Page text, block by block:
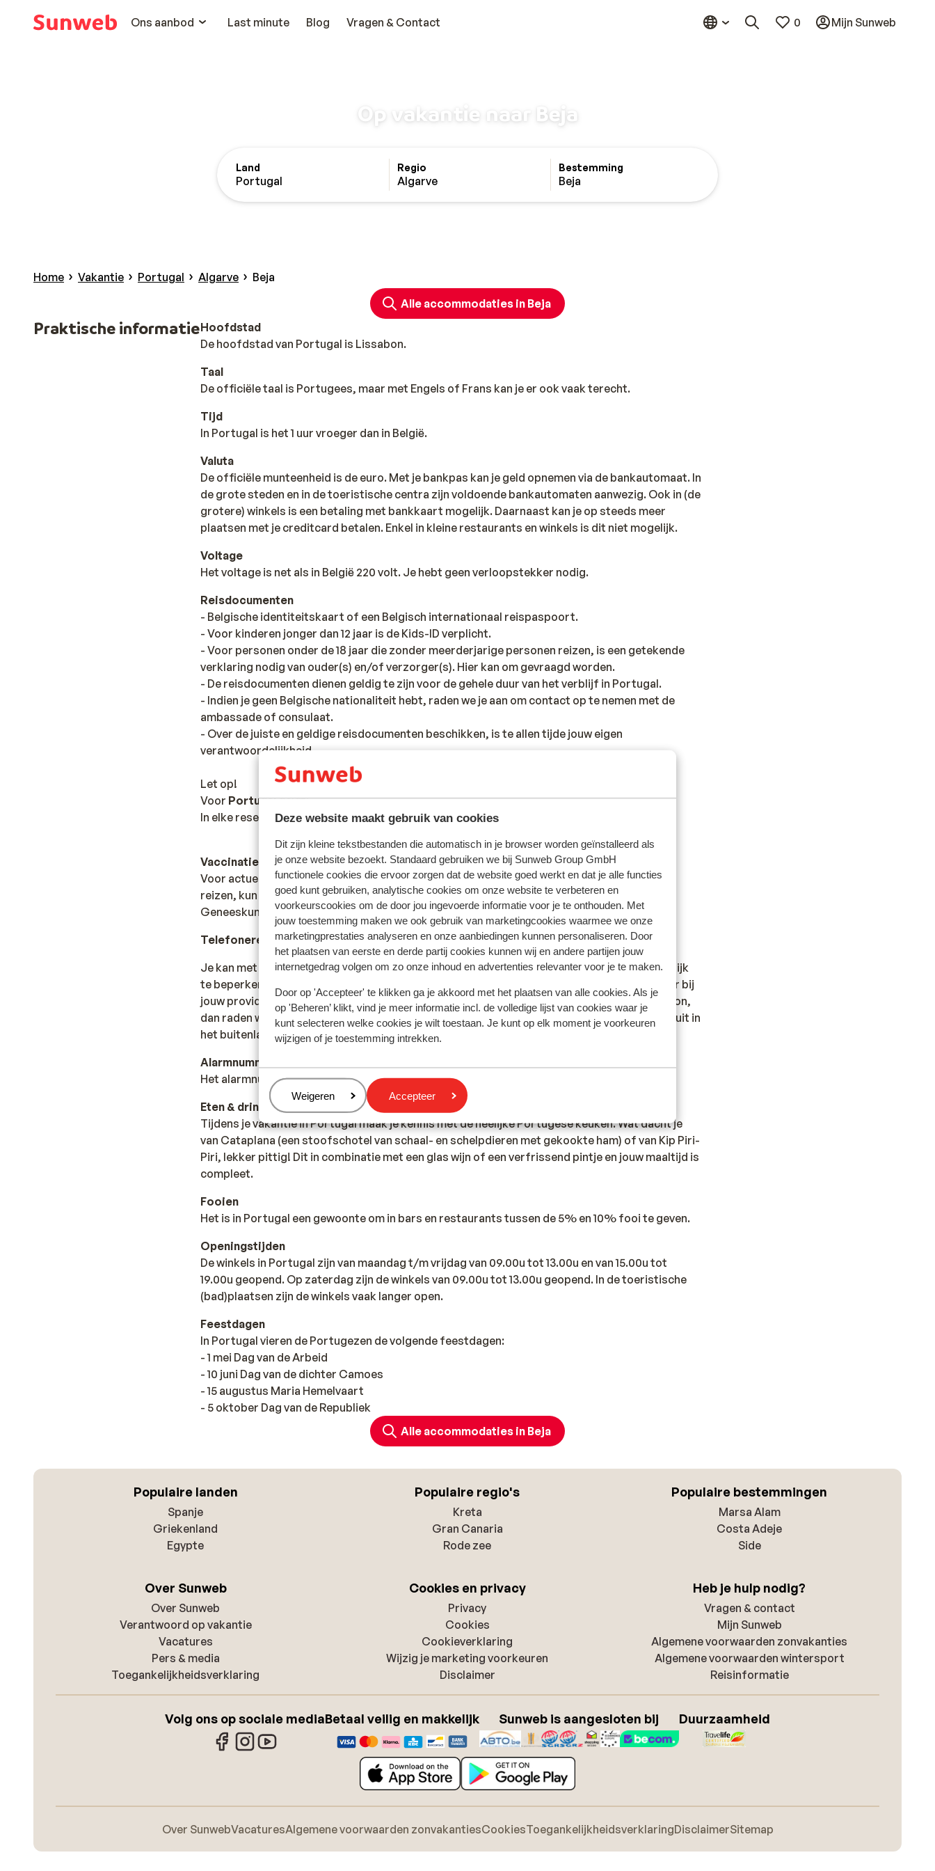
Deze website maakt gebruik van cookies
Dit zijn kleine tekstbestanden die automatisch in je browser worden geïnstalleerd als
je onze website bezoekt. Standaard gebruiken we bij Sunweb Group GmbH
functionele cookies die ervoor zorgen dat de website goed werkt en dat je alle functies
goed kunt gebruiken, analytische cookies om onze website te verbeteren en
voorkeurscookies om de door jou ingevoerde informatie voor je te onthouden. Met
jouw toestemming maken we ook gebruik van marketingcookies waarmee we onze
marketingprestaties analyseren en onze aanbiedingen kunnen personaliseren. Door
het plaatsen van eerste en derde partij cookies kunnen wij en andere partijen jouw
internetgedrag volgen om zo onze inhoud en advertenties relevanter voor je te maken.
Door op 'Accepteer' te klikken ga je akkoord met het plaatsen van alle cookies. Als je
op 'Beheren’ klikt, vind je meer informatie incl. de volledige lijst van cookies waar je
kunt selecteren welke cookies je wilt toestaan. Je kunt op elk moment je voorkeuren
wijzigen of je toestemming intrekken.
Beheren
Weigeren Accepteer
Ons aanbod
Last minute Blog Vragen & Contact 0 Mijn Sunweb
Op vakantie naar Beja
Land
Portugal
Regio
Algarve
Bestemming
Beja
Home Vakantie Portugal Algarve
Beja
Alle accommodaties in Beja
Praktische informatieHoofdstad
De hoofdstad van Portugal is Lissabon.
Taal
De officiële taal is Portugees, maar met Engels of Frans kan je er ook vaak terecht.
Tijd
In Portugal is het 1 uur vroeger dan in België.
Valuta
De officiële munteenheid is de euro. Met je bankpas kan je geld opnemen via de bankautomaat. In
de grote steden en in de toeristische centra zijn voldoende bankautomaten aanwezig. Ook in (de
grotere) winkels is een betaling met bankkaart mogelijk. Daarnaast kan je op steeds meer
plaatsen met je creditcard betalen. Enkel in kleine restaurants en winkels is dit niet mogelijk.
Voltage
Het voltage is net als in België 220 volt. Je hebt geen verloopstekker nodig.
Reisdocumenten
- Belgische identiteitskaart of een Belgisch internationaal reispaspoort.
- Voor kinderen jonger dan 12 jaar is de Kids-ID verplicht.
- Voor personen onder de 18 jaar die zonder meerderjarige personen reizen, is een getekende
verklaring nodig van ouder(s) en/of verzorger(s). Hier kan om gevraagd worden.
- De reisdocumenten dienen geldig te zijn voor de gehele duur van het verblijf in Portugal.
- Indien je geen Belgische nationaliteit hebt, raden we je aan om contact op te nemen met de
ambassade of consulaat.
- Over de juiste en geldige reisdocumenten beschikken, is te allen tijde jouw eigen
verantwoordelijkheid.
Let op!
Voor Portugalgeldt:
In elke reservering dient er minimaal 1 persoon per kamer 18 jaar of ouder te zijn.
Vaccinatie
Voor actuele informatie betreffende vaccinaties en andere gegevens over gezondheid en
reizen, kun je het beste een kijkje nemen op de website van het Instituut voor Tropische
Geneeskunde:https://www.itg.be//
Telefoneren
Je kan met je mobiele telefoon telefoneren in Portugal. Wij adviseren je om dit zoveel mogelijk
te beperken, vanwege de hoge kosten die hiervoor aangerekend worden. Informeer hierover bij
jouw provider voor je op vakantie vertrekt. Als je gebruik wil maken van internet via je telefoon,
dan raden we je aan om dit via een draadloos netwerk te doen. Zet ook altijd je dataroaming uit in
het buitenland.
Alarmnummer
Het alarmnummer in Portugal voor de politie, ambulance en brandweer is 112.
Eten & drinken
Tijdens je vakantie in Portugal maak je kennis met de heelijke Portugese keuken. Wat dacht je
van Cataplana (een stoofschotel van schaal- en schelpdieren met gekookte ham) of van Kip Piri-
Piri, lekker pittig! Dit in combinatie met een glas wijn of een verfrissend pintje en jouw maaltijd is
compleet.
Fooien
Het is in Portugal een gewoonte om in bars en restaurants tussen de 5% en 10% fooi te geven.
Openingstijden
De winkels in Portugal zijn van maandag t/m vrijdag van 09.00u tot 13.00u en van 15.00u tot
19.00u geopend. Op zaterdag zijn de winkels van 09.00u tot 13.00u geopend. In de toeristische
(bad)plaatsen zijn de winkels vaak langer open.
Feestdagen
In Portugal vieren de Portugezen de volgende feestdagen:
- 1 mei Dag van de Arbeid
- 10 juni Dag van de dichter Camoes
- 15 augustus Maria Hemelvaart
- 5 oktober Dag van de Republiek
Alle accommodaties in Beja
Populaire landen
Spanje
Griekenland
Egypte
Populaire regio's
Kreta
Gran Canaria
Rode zee
Populaire bestemmingen
Marsa Alam
Costa Adeje
Side
Over Sunweb
Over Sunweb
Verantwoord op vakantie
Vacatures
Pers & media
Toegankelijkheidsverklaring
Cookies en privacy
Privacy
Cookies
Cookieverklaring
Wijzig je marketing voorkeuren
Disclaimer
Heb je hulp nodig?
Vragen & contact
Mijn Sunweb
Algemene voorwaarden zonvakanties
Algemene voorwaarden wintersport
Reisinformatie
Volg ons op sociale mediaBetaal veilig en makkelijk Sunweb is aangesloten bij Duurzaamheid
Over SunwebVacaturesAlgemene voorwaarden zonvakantiesCookiesToegankelijkheidsverklaringDisclaimerSitemap